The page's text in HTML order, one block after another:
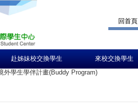
回首頁
赴姊妹校交換學生 來校交換學生
外學生學伴計畫(Buddy Program)